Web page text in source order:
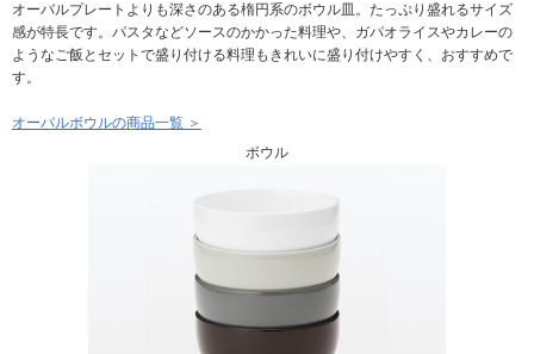
オーバルプレートよりも深さのある楕円系のボウル皿。たっぷり盛れるサイズ
感が特長です。パスタなどソースのかかった料理や、ガパオライスやカレーの
ようなご飯とセットで盛り付ける料理もきれいに盛り付けやすく、おすすめで
す。
オーバルボウルの商品一覧 ＞
ボウル